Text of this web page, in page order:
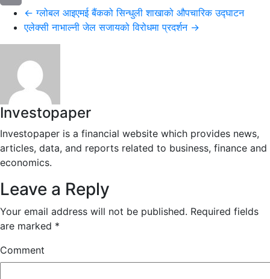
Email ← ग्लोबल आइएमई बैंकको सिन्धुली शाखाको औपचारिक उद्घाटन
एलेक्सी नाभाल्नी जेल सजायको विरोधमा प्रदर्शन →
Investopaper
Investopaper is a financial website which provides news,
articles, data, and reports related to business, finance and
economics.
Leave a Reply
Your email address will not be published. Required fields
are marked *
Comment